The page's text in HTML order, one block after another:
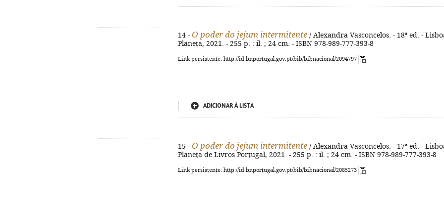
14 - O poder do jejum intermitente / Alexandra Vasconcelos. - 18ª ed. -
Planeta, 2021. - 255 p. : il. ; 24 cm. - ISBN 978-989-777-393-8
Link persistente: http://id.bnportugal.gov.pt/bib/bibnacional/2094797
ADICIONAR À LISTA
15 - O poder do jejum intermitente / Alexandra Vasconcelos. - 17ª ed. -
Planeta de Livros Portugal, 2021. - 255 p. : il. ; 24 cm. - ISBN 978-989-777-393-8
Link persistente: http://id.bnportugal.gov.pt/bib/bibnacional/2085273